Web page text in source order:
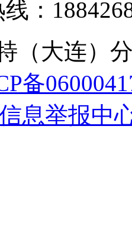
：
（大连）
备
息举报中